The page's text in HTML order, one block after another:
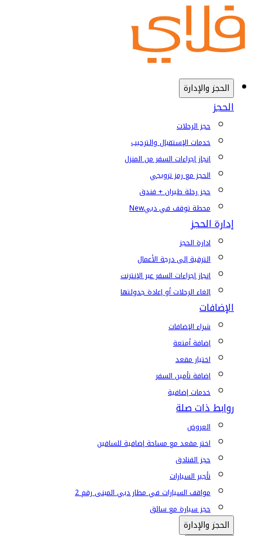
الحجز والإدارة
الحجز
حجز الرحلات
خدمات الإستقبال والترحيب
إنجاز إجراءات السفر من المنزل
الحجز مع رمز ترويجي
حجز رحلة طيران + فندق
محطة توقف في دبيNew
إدارة الحجز
إدارة الحجز
الترقية إلى درجة الأعمال
إنجاز إجراءات السفر عبر الإنترنت
إلغاء الرحلات أو إعادة جدولتها
الإضافات
شراء الإضافات
إضافة أمتعة
اختيار مقعد
إضافة تأمين السفر
خدمات إضافية
روابط ذات صلة
العروض
اختر مقعد مع مساحة إضافية للساقين
حجز الفنادق
تأجير السيارات
مواقف السيارات في مطار دبي المبنى رقم 2
حجز سيارة مع سائق
الحجز والإدارة